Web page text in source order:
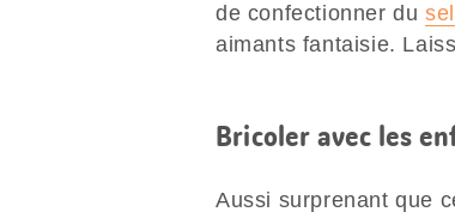
de confectionner du
aimants fantaisie.
Bricoler avec les
Aussi surprenant que